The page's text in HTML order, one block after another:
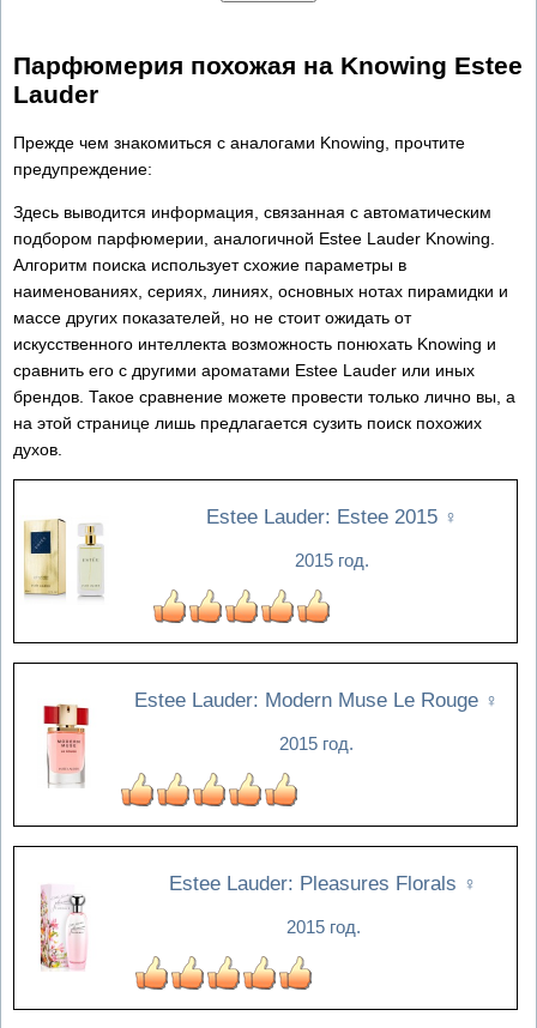
Парфюмерия похожая на Knowing Estee
Lauder
Прежде чем знакомиться с аналогами Knowing, прочтите
предупреждение:
Здесь выводится информация, связанная с автоматическим
подбором парфюмерии, аналогичной Estee Lauder Knowing.
Алгоритм поиска использует схожие параметры в
наименованиях, сериях, линиях, основных нотах пирамидки и
массе других показателей, но не стоит ожидать от
искусственного интеллекта возможность понюхать Knowing и
сравнить его с другими ароматами Estee Lauder или иных
брендов. Такое сравнение можете провести только лично вы, а
на этой странице лишь предлагается сузить поиск похожих
духов.
Estee Lauder: Estee 2015 ♀
2015 год.
Estee Lauder: Modern Muse Le Rouge ♀
2015 год.
Estee Lauder: Pleasures Florals ♀
2015 год.